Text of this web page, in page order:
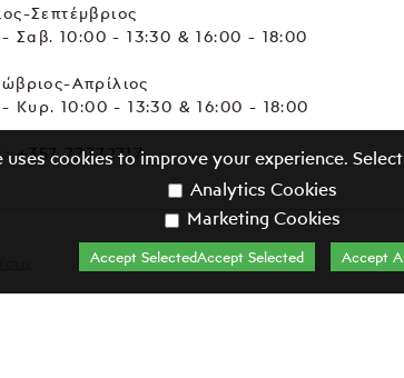
Σεπτέμβριος
Σαβ. 10:00 - 13:30 & 16:00 - 18:00
Απρίλιος
Κυρ. 10:00 - 13:30 & 16:00 - 18:00
+357 77772717
uses cookies to improve your experience.
Analytics Cookies
Marketing Cookies
Accept SelectedAccept Selected Accept